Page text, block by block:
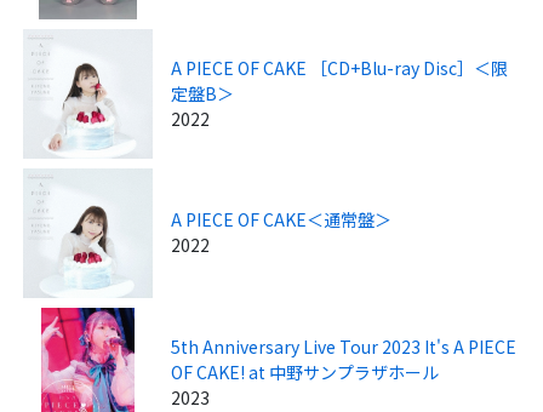
A PIECE OF CAKE ［CD+Blu-ray Disc］＜限
定盤B＞
2022
A PIECE OF CAKE＜通常盤＞
2022
5th Anniversary Live Tour 2023 It's A PIECE
OF CAKE! at 中野サンプラザホール
2023